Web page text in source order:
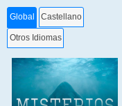
Global Castellano
Otros Idiomas